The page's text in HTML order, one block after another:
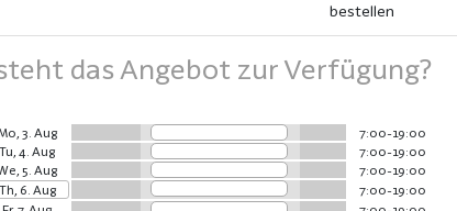
bestellen
das Angebot zur Verfügung?
3. Aug
7:00-19:00
Tu, 4. Aug
7:00-19:00
5. Aug
7:00-19:00
Th, 6. Aug
7:00-19:00